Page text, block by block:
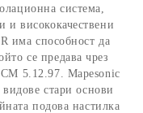
система,
и висококачествени
има способност да
се предава чрез
5.12.97. Mapesonic
стари основи
подова настилка